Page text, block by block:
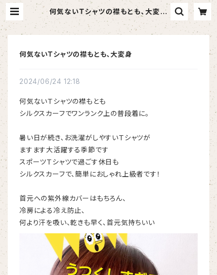
何気ないＴシャツの襟もとも、大変身
| Ｒ‐more
何気ないＴシャツの襟もとも、大変身
2024/06/24 12:18
何気ないＴシャツの襟もとも
シルクスカーフでワンランク上の普段着に。
暑い日が続き、お洗濯がしやすいＴシャツが
ますます大活躍する季節です
スポーツＴシャツで過ごす休日も
シルクスカーフで、簡単におしゃれ上級者です！
首元への紫外線カバーはもちろん、
冷房による冷え防止、
何より汗を吸い、乾きも早く、首元気持ちいい